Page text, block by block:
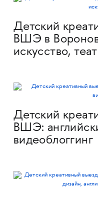
Детский
ВШЭ в
искусство,
Детский
ВШЭ:
видеоблоггинг